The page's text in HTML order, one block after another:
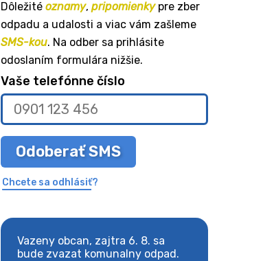
Dôležité oznamy, pripomienkypre zber
odpadu a udalosti a viac vám zašleme
SMS-kou. Na odber sa prihlásite
odoslaním formulára nižšie.
Vaše telefónne číslo
Odoberať SMS
Chcete sa odhlásiť?
Vazeny obcan, zajtra 6. 8. sa
bude zvazat komunalny odpad.